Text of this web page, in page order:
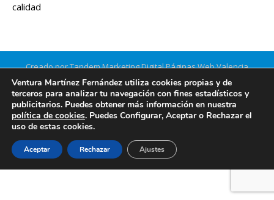
calidad
Creado por Tandem Marketing DigitalPáginas Web Valencia
Información legal
Ventura Martínez Fernández utiliza cookies propias y de
terceros para analizar tu navegación con fines estadísticos y
publicitarios. Puedes obtener más información en nuestra
política de cookies. Puedes Configurar, Aceptar o Rechazar el
uso de estas cookies.
Aceptar Rechazar Ajustes